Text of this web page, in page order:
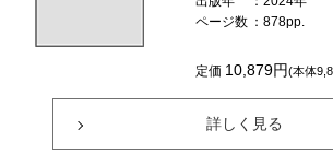
ページ数 ：878pp.
定価 10,879円(本体
詳しく見る